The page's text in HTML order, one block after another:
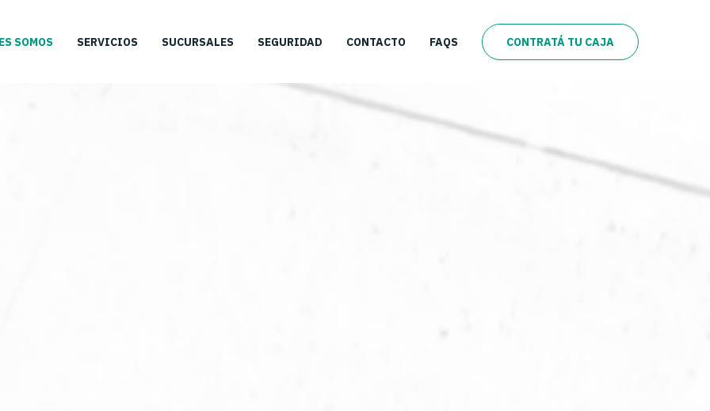
SOMOS SERVICIOS SUCURSALES SEGURIDAD CONTACTO FAQS CONTRATÁ TU CAJA